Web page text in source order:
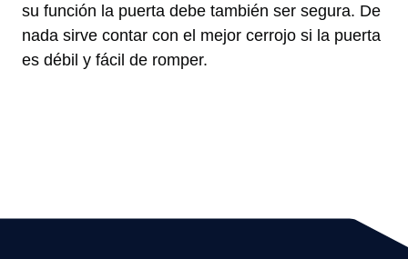
su función la puerta debe también ser segura. De
nada sirve contar con el mejor cerrojo si la puerta
es débil y fácil de romper.